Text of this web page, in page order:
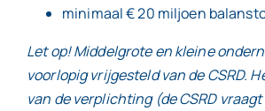
minimaal € 20 miljoen
Let op! Middelgrote en kleine
voorlopig vrijgesteld van de CSRD.
van de verplichting (de CSRD